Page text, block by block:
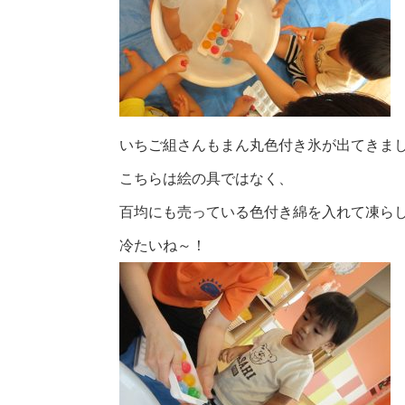
いちご組さんもまん丸色付き氷が出てきま
こちらは絵の具ではなく、
百均にも売っている色付き綿を入れて凍ら
冷たいね～！